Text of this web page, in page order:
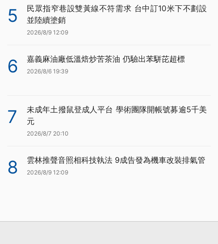
5
民眾指窄巷設雙黃線不符需求 台中訂10米下不劃設
並陸續塗銷
2026/8/9 12:09
6 嘉義麻油廠低溫焙炒苦茶油 仍驗出苯駢芘超標
2026/8/6 19:39
7
未成年土撥鼠登成人平台 學術團隊開帳號募逾5千美
元
2026/8/7 20:10
8 雲林推聲音照相科技執法 9成告發為機車改裝排氣管
2026/8/9 12:09